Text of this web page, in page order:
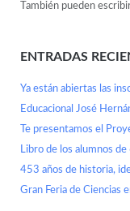
También pueden
ENTRADAS
Ya están abiertas las
Educacional José
Te presentamos el
Libro de los alumnos de
453 años de historia,
Gran Feria de Ciencias